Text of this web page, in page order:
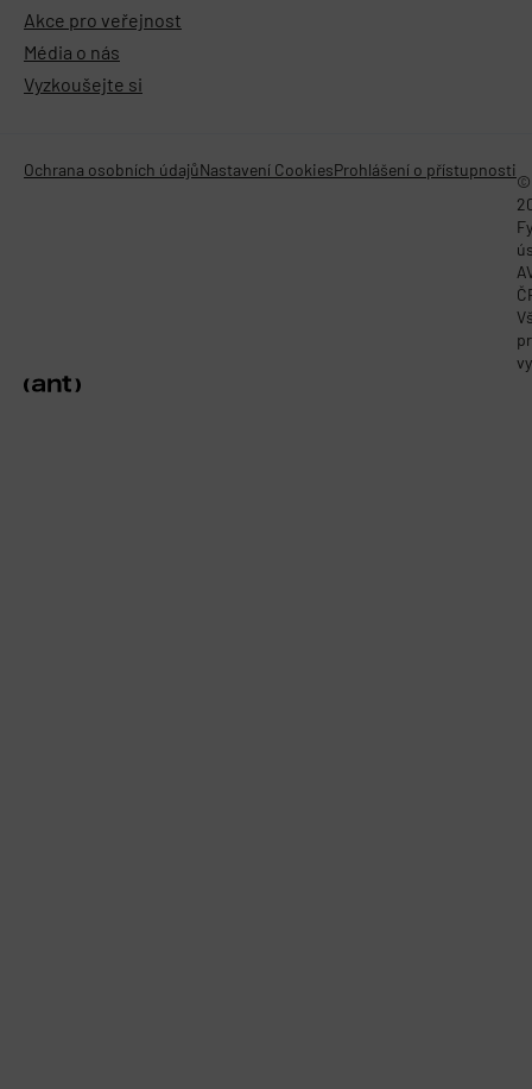
Akce pro veřejnost
Média o nás
Vyzkoušejte si
©
Ochrana osobních údajůNastavení CookiesProhlášení o přístupnosti